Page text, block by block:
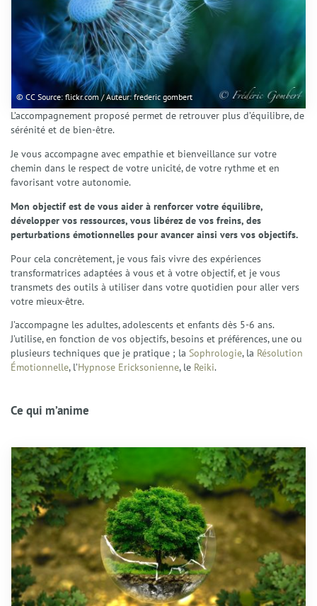
Accueil
Qui suis-je ?
Présentation
Mon accompagnement
Mes domaines d’intervention
Éthique et déontologie
Spécialités
© CC Source: flickr.com / Auteur: frederic gombert
L’accompagnement proposé permet de retrouver plus d’équilibre, de
sérénité et de bien-être.
Je vous accompagne avec empathie et bienveillance sur votre
chemin dans le respect de votre unicité, de votre rythme et en
favorisant votre autonomie.
Mon objectif est de vous aider à renforcer votre équilibre,
développer vos ressources, vous libérez de vos freins, des
perturbations émotionnelles pour avancer ainsi vers vos objectifs.
Pour cela concrètement, je vous fais vivre des expériences
transformatrices adaptées à vous et à votre objectif, et je vous
transmets des outils à utiliser dans votre quotidien pour aller vers
votre mieux-être.
J’accompagne les adultes, adolescents et enfants dès 5-6 ans.
J’utilise, en fonction de vos objectifs, besoins et préférences, une ou
plusieurs techniques que je pratique ; la Sophrologie, la Résolution
Émotionnelle, l’Hypnose Ericksonienne, le Reiki.
Ce qui m’anime